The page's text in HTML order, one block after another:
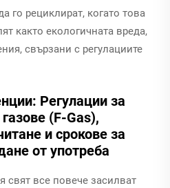
го рециклират, когато това
както екологичната вреда,
свързани с регулациите
Регулации за
(F-Gas),
и срокове за
от употреба
свят все повече засилват